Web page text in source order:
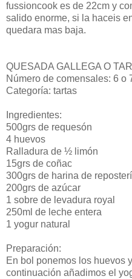
fussioncook es de 22cm y
salido enorme, si la haceis
quedara mas baja.
QUESADA GALLEGA O
Número de comensales: 6 o
Categoría: tartas
Ingredientes:
500grs de requesón
4 huevos
Ralladura de ½ limón
15grs de coñac
300grs de harina de
200grs de azúcar
1 sobre de levadura royal
250ml de leche entera
1 yogur natural
Preparación:
En bol ponemos los huevos
continuación añadimos el